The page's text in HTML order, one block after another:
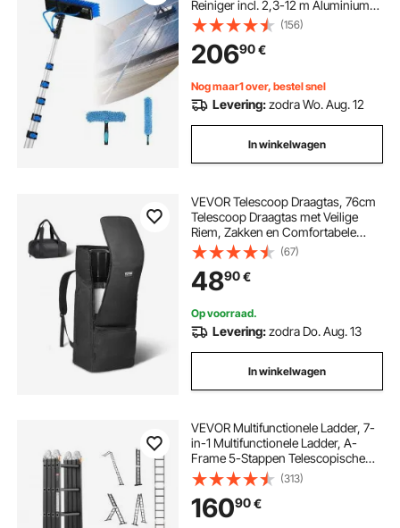
Reiniger incl. 2,3-12 m Aluminium
Telescoop, 20 m Wateraansluiting,
180° Borstel, Raamwisser,
Zeepdispenser, Reinigingsset voor
Zonnepanelen, Ramen en
Terrasdaken
(156)
20690€
Nog maar1 over, bestel snel
Levering:zodra Wo. Aug. 12
In winkelwagen
VEVOR Telescoop Draagtas, 76cm
Telescoop Draagtas met Veilige
Riem, Zakken en Comfortabele
Schouderbanden,
Schokabsorberende Telescoop
Draagtas voor Optische Buis en
Statief, Contragewicht Tas
(67)
4890€
Op voorraad.
Levering:zodra Do. Aug. 13
In winkelwagen
VEVOR Multifunctionele Ladder, 7-
in-1 Multifunctionele Ladder, A-
Frame 5-Stappen Telescopische
Ladder, Ladderframe 5800 mm,
Verstelbare Zware Ladder,
Draagvermogen 150 kg voor
Buitenhuis
(313)
16090€